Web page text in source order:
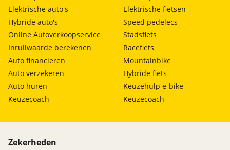
Elektrische auto's
Hybride auto's
Online Autoverkoopservice
Inruilwaarde berekenen
Auto financieren
Auto verzekeren
Auto huren
Keuzecoach
Elektrische fietsen
Speed pedelecs
Stadsfiets
Racefiets
Mountainbike
Hybride fiets
Keuzehulp e-bike
Keuzecoach
Zekerheden